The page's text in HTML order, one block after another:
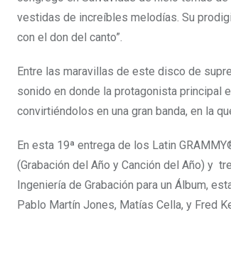
vestidas de increíbles melodías. Su
con el don del canto”.
Entre las maravillas de este disco de
sonido en donde la protagonista principal
convirtiéndolos en una gran banda, en la
En esta 19ª entrega de los Latin
(Grabación del Año y Canción del Año) y
Ingeniería de Grabación para un Álbum,
Pablo Martín Jones, Matías Cella, y Fred